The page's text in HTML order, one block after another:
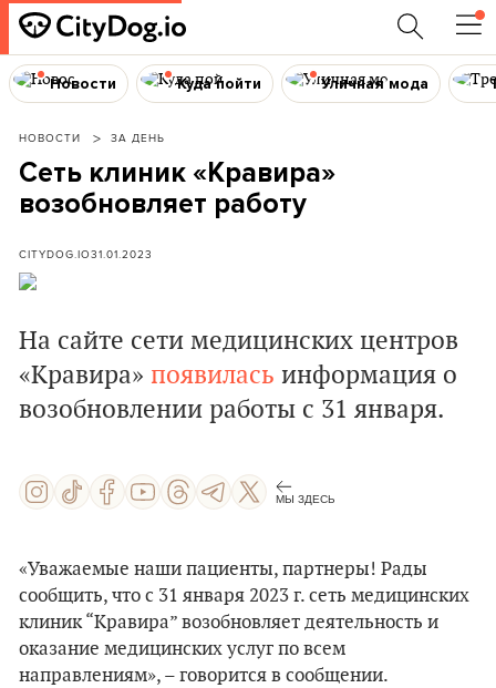
Новости Куда пойти Уличная мода
НОВОСТИ ЗА ДЕНЬ
Сеть клиник «Кравира»
возобновляет работу
CITYDOG.IO31.01.2023
На сайте сети медицинских центров
«Кравира» появилась информация о
возобновлении работы с 31 января.
МЫ ЗДЕСЬ
«Уважаемые наши пациенты, партнеры! Рады
сообщить, что с 31 января 2023 г. сеть медицинских
клиник “Кравира” возобновляет деятельность и
оказание медицинских услуг по всем
направлениям», – говорится в сообщении.